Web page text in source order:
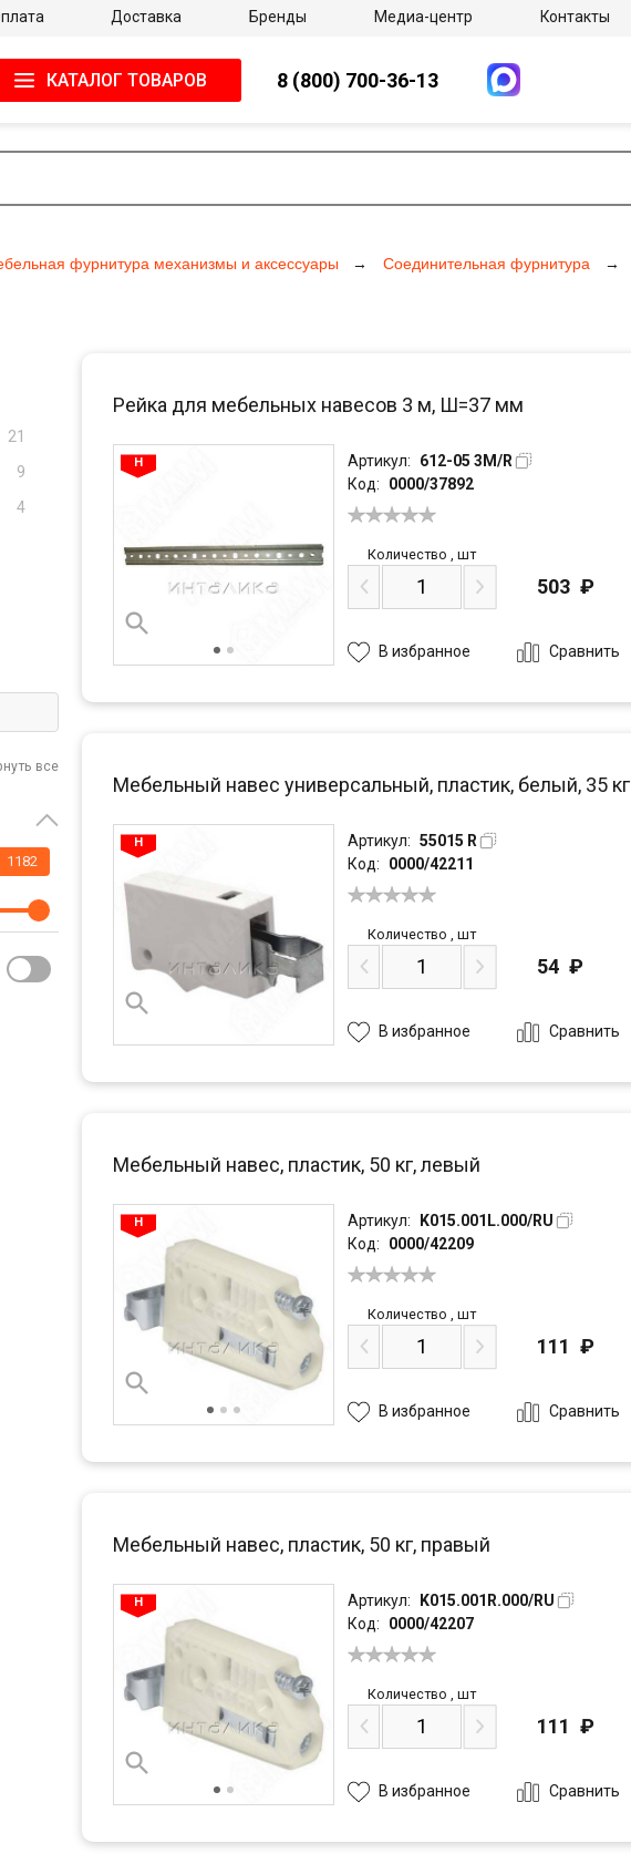
фурнитура механизмы и аксессуары Соединительная фурнитура
21
9
4
все
Рейка для мебельных навесов 3 м, Ш=37 мм
Артикул:
612-05 3M/R
Код:
0000/37892
Количество ,шт
503 ₽
В избранное Сравнить
Мебельный навес универсальный, пластик, белый, 35 кг
Артикул: 55015 R
Код:
0000/42211
Количество ,шт
54 ₽
В избранное Сравнить
Мебельный навес, пластик, 50 кг, левый
Артикул:
K015.001L.000/RU
Код:
0000/42209
Количество ,шт
111 ₽
В избранное Сравнить
Мебельный навес, пластик, 50 кг, правый
Артикул:
K015.001R.000/RU
Код:
0000/42207
Количество ,шт
111 ₽
В избранное Сравнить
Доставка Бренды Медиа-центр Контакты
КАТАЛОГ ТОВАРОВ 8 (800) 700-36-13